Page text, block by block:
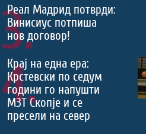
3.
Реал Мадрид потврди:
Винисиус потпиша
нов договор!
4.
Крај на една ера:
Крстевски по седум
години го напушти
МЗТ Скопје и се
пресели на север